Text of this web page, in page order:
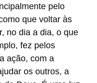
pelo
que voltar às
no dia a dia, o que
fez pelos
ação, com a
os outros, a